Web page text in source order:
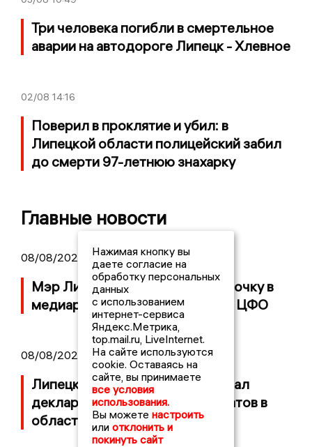
Три человека погибли в смертельное
аварии на автодороге Липецк - Хлевное
02/08 14:16
Поверил в проклятие и убил: в
Липецкой области полицейский забил
до смерти 97-летнюю знахарку
Главные новости
08/08/2026 14:23
Мэр Липецка занял вторую строчку в
медиарейтинге глав субъектов ЦФО
08/08/2026 11:21
Липецкий избирком опубликовал
декларации о доходах кандидатов в
областной Совет депутатов
Нажимая кнопку вы
даете согласие на
обработку персональных
данных
с использованием
интернет-сервиса
Яндекс.Метрика,
top.mail.ru, LiveInternet.
На сайте используются
cookie. Оставаясь на
сайте, вы принимаете
все условия
использования.
Вы можете настроить
или отклонить и
покинуть сайт